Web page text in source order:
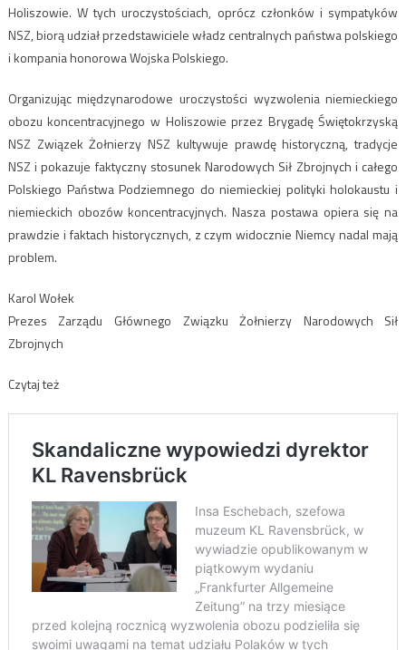
Holiszowie. W tych uroczystościach, oprócz członków i sympatyków
NSZ, biorą udział przedstawiciele władz centralnych państwa polskiego
i kompania honorowa Wojska Polskiego.
Organizując międzynarodowe uroczystości wyzwolenia niemieckiego
obozu koncentracyjnego w Holiszowie przez Brygadę Świętokrzyską
NSZ Związek Żołnierzy NSZ kultywuje prawdę historyczną, tradycje
NSZ i pokazuje faktyczny stosunek Narodowych Sił Zbrojnych i całego
Polskiego Państwa Podziemnego do niemieckiej polityki holokaustu i
niemieckich obozów koncentracyjnych. Nasza postawa opiera się na
prawdzie i faktach historycznych, z czym widocznie Niemcy nadal mają
problem.
Karol Wołek
Prezes Zarządu Głównego Związku Żołnierzy Narodowych Sił
Zbrojnych
Czytaj też